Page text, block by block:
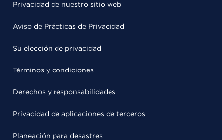
Privacidad de nuestro sitio web
Aviso de Prácticas de Privacidad
Su elección de privacidad
Términos y condiciones
Derechos y responsabilidades
Privacidad de aplicaciones de terceros
Planeación para desastres